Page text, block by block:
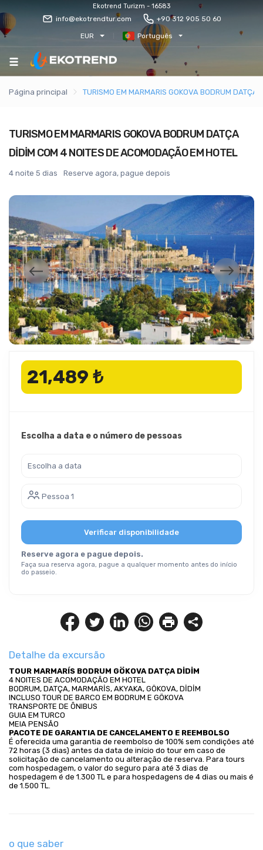
Ekotrend Turizm - 16583
info@ekotrendtur.com +90 312 905 50 60
EUR Português
Página principal TURISMO EM MARMARIS GOKOVA BODRUM
Detalhe da excursão
TOUR MARMARÍS BODRUM GÖKOVA DATÇA DİDİM
4 NOITES DE ACOMODAÇÃO EM HOTEL
BODRUM, DATÇA, MARMARİS, AKYAKA, GÖKOVA, DİDİM
INCLUSO TOUR DE BARCO EM BODRUM E GÖKOVA
TRANSPORTE DE ÔNIBUS
GUIA EM TURCO
MEIA PENSÃO
PACOTE DE GARANTIA DE CANCELAMENTO E REEMBOLSO
É oferecida uma garantia de reembolso de 100% sem condições até
72 horas (3 dias) antes da data de início do tour em caso de
solicitação de cancelamento ou alteração de reserva. Para tours
com hospedagem, o valor do seguro para até 3 dias de
hospedagem é de 1.300 TL e para hospedagens de 4 dias ou mais é
de 1.500 TL.
o que saber
TURISMO EM MARMARIS GOKOVA BODRUM DATÇA
DİDİM COM 4 NOITES DE ACOMODAÇÃO EM HOTEL
4 noite 5 dias Reserve agora, pague depois
21,489 ₺
Escolha a data e o número de pessoas
Pessoa 1
Verificar disponibilidade
Reserve agora e pague depois.
Faça sua reserva agora, pague a qualquer momento antes do início
do passeio.